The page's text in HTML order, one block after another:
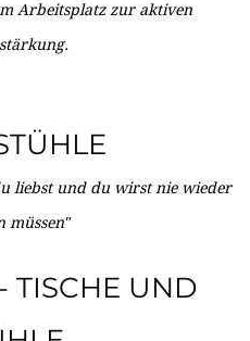
Arbeitsplatz zur aktiven
liebst und du wirst nie wieder
müssen"
TISCHE UND